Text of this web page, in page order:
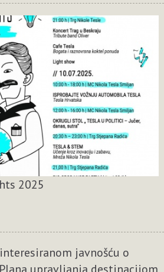
2025
javnošću o
upravljanja destinacijom